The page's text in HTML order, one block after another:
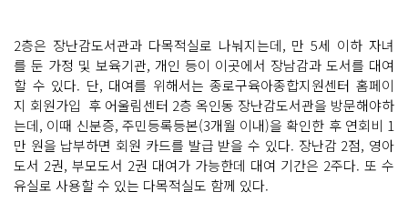
2층은 장난감도서관과 다목적실로 나눠지는데, 만 5세 이하 자녀
를 둔 가정 및 보육기관, 개인 등이 이곳에서 장남감과 도서를 대여
할 수 있다. 단, 대여를 위해서는 종로구육아종합지원센터 홈페이
지 회원가입 후 어울림센터 2층 옥인동 장난감도서관을 방문해야하
는데, 이때 신분증, 주민등록등본(3개월 이내)을 확인한 후 연회비 1
만 원을 납부하면 회원 카드를 발급 받을 수 있다. 장난감 2점, 영아
도서 2권, 부모도서 2권 대여가 가능한데 대여 기간은 2주다. 또 수
유실로 사용할 수 있는 다목적실도 함께 있다.